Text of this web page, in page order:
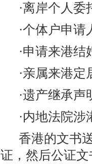
·离岸个人委
·个体户申请
·申请来港结
·亲属来港定
·遗产继承声
·内地法院涉
香港的文书送
证，然后公证